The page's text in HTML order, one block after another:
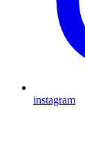
instagram